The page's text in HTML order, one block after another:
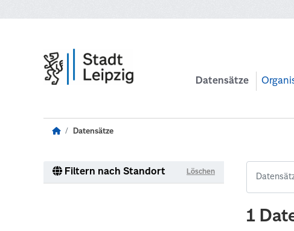
Datensätze
Datensätze
Filtern nach Standort Löschen
1